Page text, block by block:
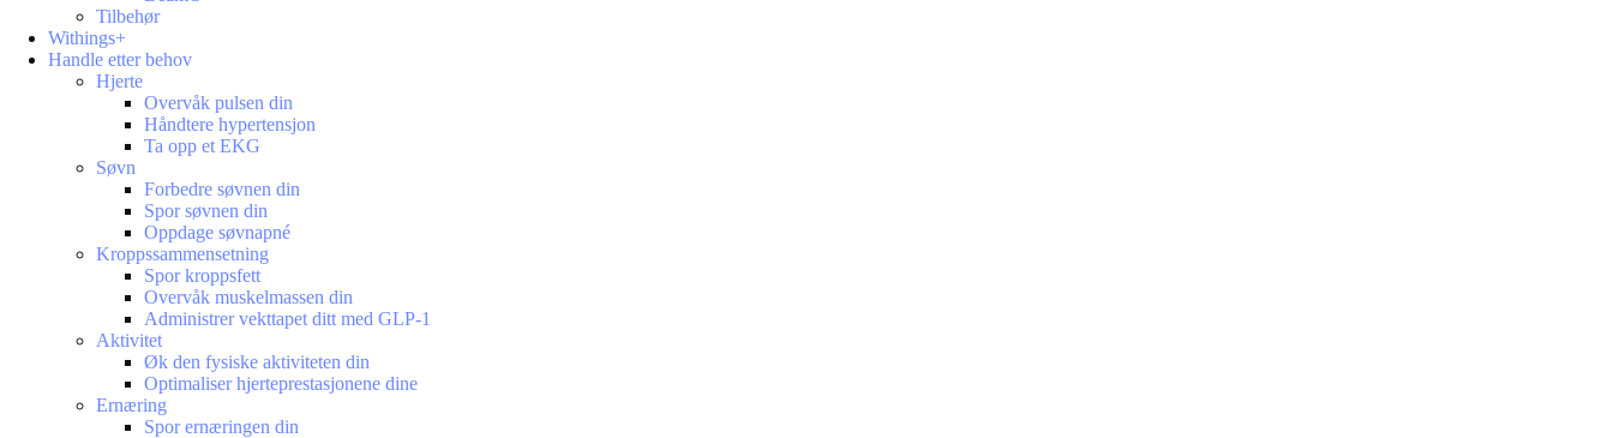
Tilbehør
Withings+
Handle etter behov
Hjerte
Overvåk pulsen din
Håndtere hypertensjon
Ta opp et EKG
Søvn
Forbedre søvnen din
Spor søvnen din
Oppdage søvnapné
Kroppssammensetning
Spor kroppsfett
Overvåk muskelmassen din
Administrer vekttapet ditt med GLP-1
Aktivitet
Øk den fysiske aktiviteten din
Optimaliser hjerteprestasjonene dine
Ernæring
Spor ernæringen din